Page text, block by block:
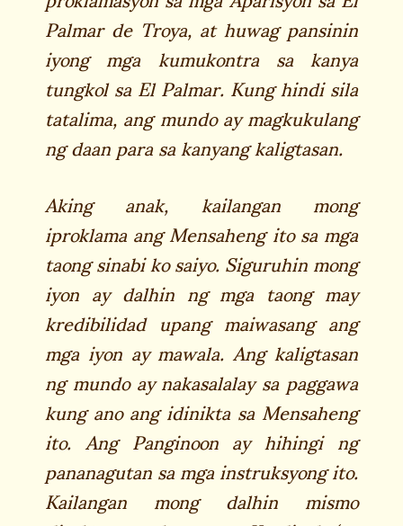
Palmar de Troya, at huwag pansinin
iyong mga kumukontra sa kanya
tungkol sa El Palmar. Kung hindi sila
tatalima, ang mundo ay magkukulang
ng daan para sa kanyang kaligtasan.
Aking anak, kailangan mong
iproklama ang Mensaheng ito sa mga
taong sinabi ko saiyo. Siguruhin mong
iyon ay dalhin ng mga taong may
kredibilidad upang maiwasang ang
mga iyon ay mawala. Ang kaligtasan
ng mundo ay nakasalalay sa paggawa
kung ano ang idinikta sa Mensaheng
ito. Ang Panginoon ay hihingi ng
pananagutan sa mga instruksyong ito.
Kailangan mong dalhin mismo